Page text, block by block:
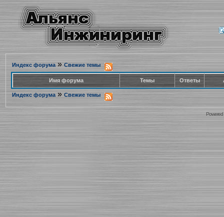
Индекс форума» Свежие темы
Имя форума Темы Ответы
Индекс форума » Свежие темы